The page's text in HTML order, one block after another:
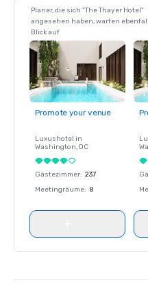
Planer, die sich "The Thayer Hotel"
angesehen haben, warfen
Blick auf
Promote your venue
Luxushotel in
Washington, DC
Gästezimmer: 237
Meetingräume: 8